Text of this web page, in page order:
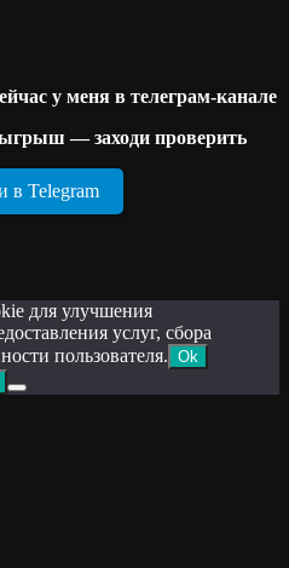
у меня в телеграм-канале
— заходи проверить
в Telegram
для улучшения
услуг, сбора
пользователя. Ok